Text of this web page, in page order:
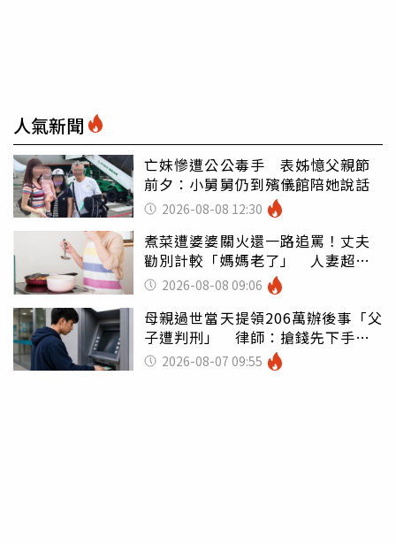
人氣新聞
亡妹慘遭公公毒手 表姊憶父親節
前夕：小舅舅仍到殯儀館陪她說話
2026-08-08 12:30
煮菜遭婆婆關火還一路追罵！丈夫
勸別計較「媽媽老了」 人妻超崩
潰：我像台傭
2026-08-08 09:06
母親過世當天提領206萬辦後事「父
子遭判刑」 律師：搶錢先下手是
罪 2026-08-07 09:55